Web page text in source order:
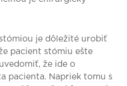
je dôležité urobiť
pacient stómiu ešte
že ide o
pacienta. Napriek tomu s